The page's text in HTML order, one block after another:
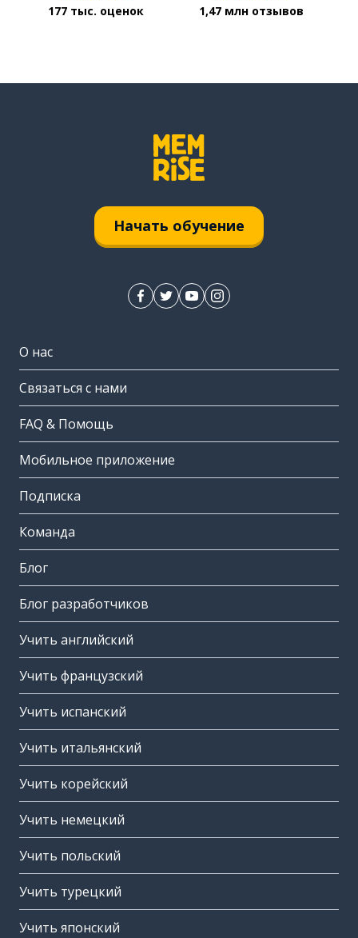
177 тыс. оценок 1,47 млн отзывов
Начать обучение
О нас
Связаться с нами
FAQ & Помощь
Мобильное приложение
Подписка
Команда
Блог
Блог разработчиков
Учить английский
Учить французский
Учить испанский
Учить итальянский
Учить корейский
Учить немецкий
Учить польский
Учить турецкий
Учить японский